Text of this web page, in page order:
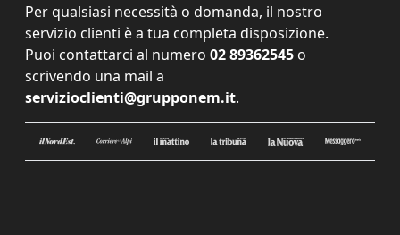
Per qualsiasi necessità o domanda, il nostro
servizio clienti è a tua completa disposizione.
Puoi contattarci al numero 02 89362545 o
scrivendo una mail a
servizioclienti@grupponem.it.